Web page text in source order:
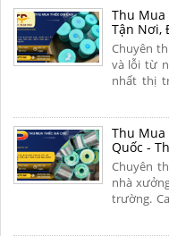
Thu Mua
Tận Nơi,
Chuyên
và lỗi từ nhà máy
nhất thị
minh
Thu Mua
Quốc -
Chuyên
nhà
trường.
một lần,